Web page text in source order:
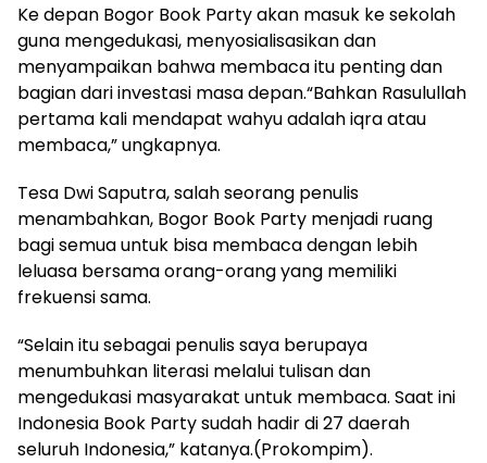
Ke depan Bogor Book Party akan masuk ke sekolah
guna mengedukasi, menyosialisasikan dan
menyampaikan bahwa membaca itu penting dan
bagian dari investasi masa depan.“Bahkan Rasulullah
pertama kali mendapat wahyu adalah iqra atau
membaca,” ungkapnya.
Tesa Dwi Saputra, salah seorang penulis
menambahkan, Bogor Book Party menjadi ruang
bagi semua untuk bisa membaca dengan lebih
leluasa bersama orang-orang yang memiliki
frekuensi sama.
“Selain itu sebagai penulis saya berupaya
menumbuhkan literasi melalui tulisan dan
mengedukasi masyarakat untuk membaca. Saat ini
Indonesia Book Party sudah hadir di 27 daerah
seluruh Indonesia,” katanya.(Prokompim).